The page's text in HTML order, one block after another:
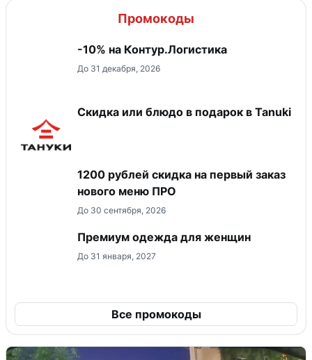
Промокоды
-10% на Контур.Логистика
До 31 декабря, 2026
Скидка или блюдо в подарок в Tanuki
​1200 рублей скидка на первый заказ
нового меню ПРО
До 30 сентября, 2026
Премиум одежда для женщин
До 31 января, 2027
Все промокоды